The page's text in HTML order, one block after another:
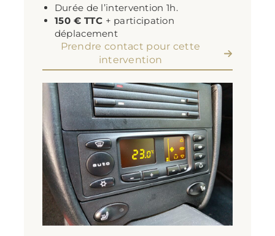
Durée de l’intervention 1h.
150 € TTC + participation
déplacement
Prendre contact pour cette
intervention